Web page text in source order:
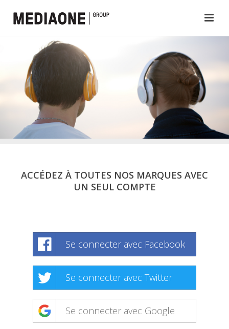
ACCÉDEZ À TOUTES NOS MARQUES AVEC
UN SEUL COMPTE
Se connecter avec Facebook
Se connecter avec Twitter
Se connecter avec Google